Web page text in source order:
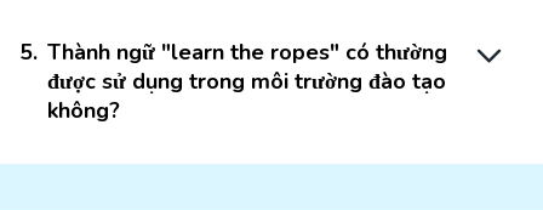
5. Thành ngữ "learn the ropes" có thường
được sử dụng trong môi trường đào tạo
không?